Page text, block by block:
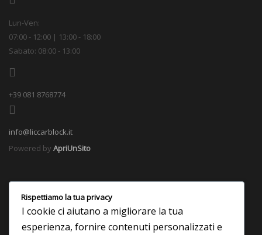
Lun-Ven:
07:00 - 12:00 | 13:00 - 18:00
Sabato: 08:00 - 13:00
+39 081 8768774
info@liccarblock.it
Powered by ApriUnSito
Rispettiamo la tua privacy
I cookie ci aiutano a migliorare la tua
esperienza, fornire contenuti personalizzati e